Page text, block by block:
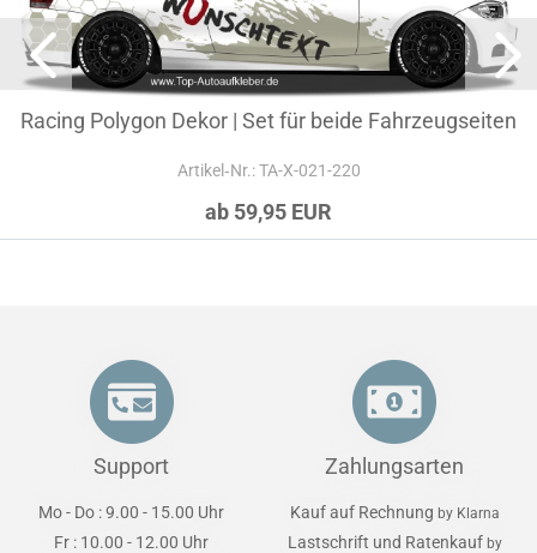
Racing Polygon Dekor | Set für beide Fahrzeugseiten
Artikel‑Nr.: TA-X-021-220
ab 59,95 EUR
Support
Mo - Do : 9.00 - 15.00 Uhr
Fr : 10.00 - 12.00 Uhr
Zahlungsarten
Kauf auf Rechnung by Klarna
Lastschrift und Ratenkauf by